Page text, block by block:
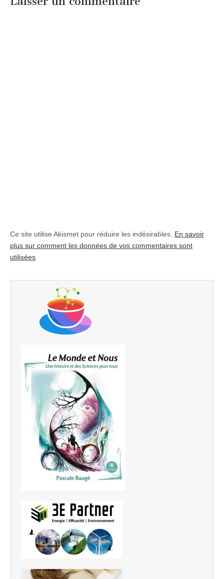
Ce site utilise Akismet pour réduire les indésirables. En savoir
plus sur comment les données de vos commentaires sont
utilisées